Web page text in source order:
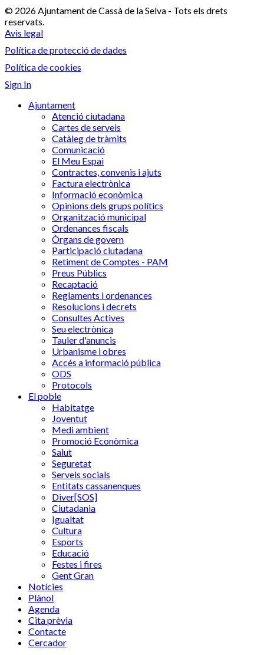
© 2026 Ajuntament de Cassà de la Selva - Tots els drets
reservats.
Avis legal
Política de protecció de dades
Política de cookies
Sign In
Ajuntament
Atenció ciutadana
Cartes de serveis
Catàleg de tràmits
Comunicació
El Meu Espai
Contractes, convenis i ajuts
Factura electrònica
Informació econòmica
Opinions dels grups polítics
Organització municipal
Ordenances fiscals
Òrgans de govern
Participació ciutadana
Retiment de Comptes - PAM
Preus Públics
Recaptació
Reglaments i ordenances
Resolucions i decrets
Consultes Actives
Seu electrònica
Tauler d'anuncis
Urbanisme i obres
Accés a informació pública
ODS
Protocols
El poble
Habitatge
Joventut
Medi ambient
Promoció Econòmica
Salut
Seguretat
Serveis socials
Entitats cassanenques
Diver[SOS]
Ciutadania
Igualtat
Cultura
Esports
Educació
Festes i fires
Gent Gran
Notícies
Plànol
Agenda
Cita prèvia
Contacte
Cercador